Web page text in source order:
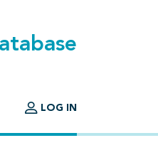
LOG IN